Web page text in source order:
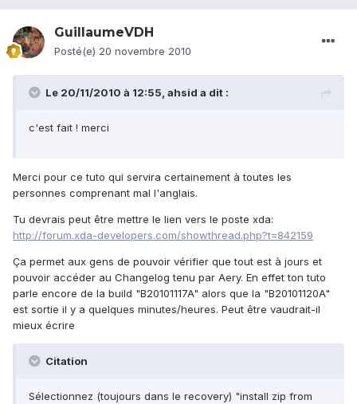
GuillaumeVDH
Posté(e) 20 novembre 2010
Le 20/11/2010 à 12:55, ahsid a dit :
c'est fait ! merci
Merci pour ce tuto qui servira certainement à toutes les
personnes comprenant mal l'anglais.
Tu devrais peut être mettre le lien vers le poste xda:
http://forum.xda-developers.com/showthread.php?t=842159
Ça permet aux gens de pouvoir vérifier que tout est à jours et
pouvoir accéder au Changelog tenu par Aery. En effet ton tuto
parle encore de la build "B20101117A" alors que la "B20101120A"
est sortie il y a quelques minutes/heures. Peut être vaudrait-il
mieux écrire
Citation
Sélectionnez (toujours dans le recovery) "install zip from